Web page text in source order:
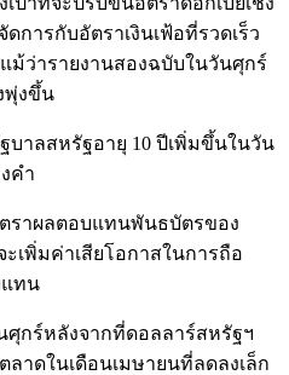
การกับอัตราเงินเฟ้อที่รวดเร็ว
ว่ารายงานสองฉบับในวันศุกร์
พุ่งขึ้น
าลสหรัฐอายุ 10 ปีเพิ่มขึ้นในวัน
คำ
ราผลตอบแทนพันธบัตรของ
เพิ่มค่าเสียโอกาสในการถือ
แทน
ศุกร์หลังจากที่ดอลลาร์สหรัฐฯ
าดในเดือนเมษายนที่ลดลงเล็ก